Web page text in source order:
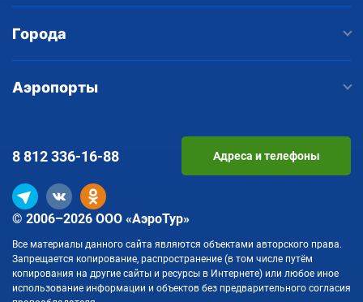
Города
Аэропорты
© 2006–2026 ООО «АэроТур»
Все материалы данного сайта являются объектами авторского права.
Запрещается копирование, распространение (в том числе путём
копирования на другие сайты и ресурсы в Интернете) или любое иное
использование информации и объектов без предварительного согласия
8 812336-16-88 Адреса и телефоны